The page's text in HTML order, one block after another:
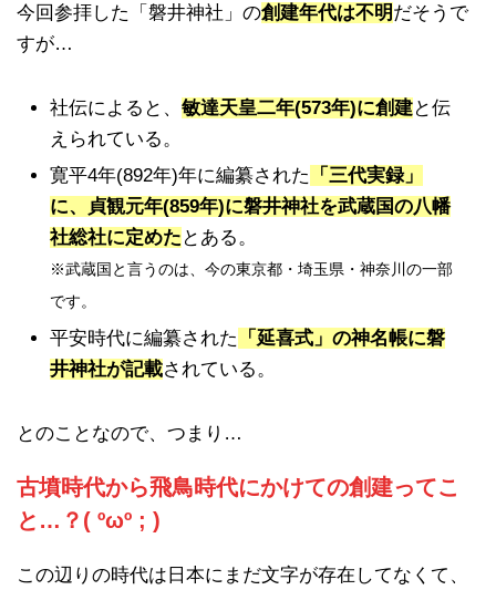
今回参拝した「磐井神社」の創建年代は不明だそうで
すが…
社伝によると、 敏達天皇二年(573年)に創建と伝
えられている。
寛平4年(892年)年に編纂された
「三代実録」
に、貞観元年(859年)に磐井神社を武蔵国の八幡
社総社に定めた とある。
※武蔵国と言うのは、今の東京都・埼玉県・神奈川の一部
です。
平安時代に編纂された
「延喜式」の神名帳に磐
井神社が記載されている。
とのことなので、つまり…
古墳時代から飛鳥時代にかけての創建ってこ
と…？( ºωº ; )
この辺りの時代は日本にまだ文字が存在してなくて、